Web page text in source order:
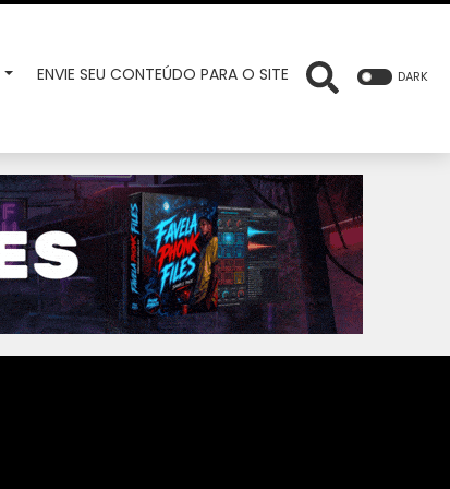
ENVIE SEU CONTEÚDO PARA O SITE DARK